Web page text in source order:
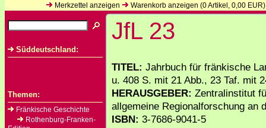
Merkzettel anzeigen
Warenkorb anzeigen (0Artikel, 0,00 EUR)
Süddeutschland:
Themen:
Fränkische Geschichte
Rothenburg-Franken-
JfL 23
TITEL: Jahrbuch für fränkische
u. 408 S. mit 21 Abb., 23 Taf. mit
HERAUSGEBER: Zentralinstitut
allgemeine Regionalforschung an
ISBN: 3-7686-9041-5